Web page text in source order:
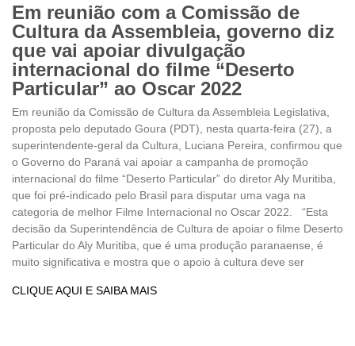
Em reunião com a Comissão de
Cultura da Assembleia, governo diz
que vai apoiar divulgação
internacional do filme “Deserto
Particular” ao Oscar 2022
Em reunião da Comissão de Cultura da Assembleia Legislativa,
proposta pelo deputado Goura (PDT), nesta quarta-feira (27), a
superintendente-geral da Cultura, Luciana Pereira, confirmou que
o Governo do Paraná vai apoiar a campanha de promoção
internacional do filme “Deserto Particular” do diretor Aly Muritiba,
que foi pré-indicado pelo Brasil para disputar uma vaga na
categoria de melhor Filme Internacional no Oscar 2022. “Esta
decisão da Superintendência de Cultura de apoiar o filme Deserto
Particular do Aly Muritiba, que é uma produção paranaense, é
muito significativa e mostra que o apoio à cultura deve ser
CLIQUE AQUI E SAIBA MAIS